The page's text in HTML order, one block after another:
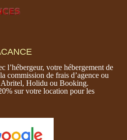
l’hébergeur, votre hébergement de
commission de frais d’agence ou
Holidu ou Booking.
sur votre location pour les